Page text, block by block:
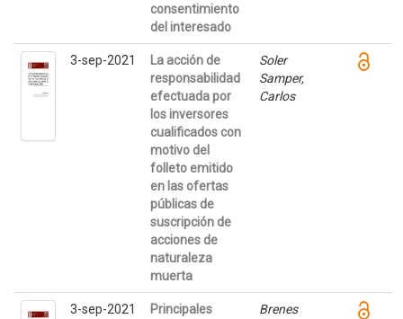
consentimiento
del interesado
3-sep-2021
La acción de
responsabilidad
efectuada por
los inversores
cualificados con
motivo del
folleto emitido
en las ofertas
públicas de
suscripción de
acciones de
naturaleza
muerta
Soler
Samper,
Carlos
3-sep-2021
Principales
Brenes